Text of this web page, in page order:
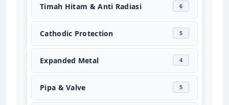
Timah Hitam & Anti Radiasi 6
Cathodic Protection 5
Expanded Metal 4
Pipa & Valve 5